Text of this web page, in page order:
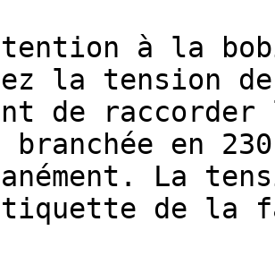
de
branchée en
La
de la